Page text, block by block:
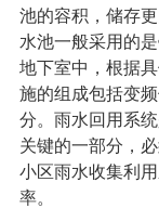
池的容积，储存
水池一般采用的
地下室中，根据
施的组成包括变
分。雨水回用系
关键的一部分，
小区雨水收集利
率。